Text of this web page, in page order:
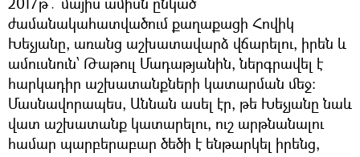
ժամանակահատվածում քաղաքացի Հովիկ
Խեչյանը, առանց աշխատավարձ վճարելու, իրեն և
ամուսնուն՝ Թաթուլ Մադաթյանին, ներգրավել է
հարկադիր աշխատանքների կատարման մեջ։
Մասնավորապես, Աննան ասել էր, թե Խեչյանը նաև
վատ աշխատանք կատարելու, ուշ արթնանալու
համար պարբերաբար ծեծի է ենթարկել իրենց,